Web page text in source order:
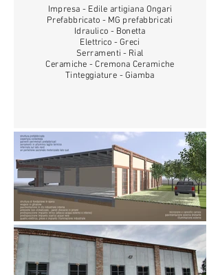
Impresa - Edile artigiana Ongari
Prefabbricato - MG prefabbricati
Idraulico - Bonetta
Elettrico - Greci
Serramenti - Rial
Ceramiche - Cremona Ceramiche
Tinteggiature - Giamba